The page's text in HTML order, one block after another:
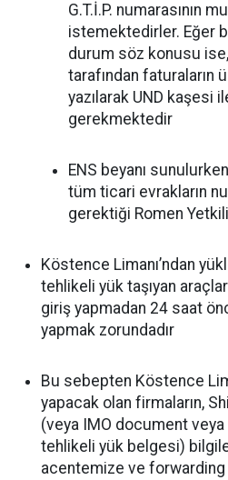
G.T.İ.P. numarasının
istemektedirler. Eğer
durum söz konusu
tarafından faturaların
yazılarak UND kaşesi
gerekmektedir
ENS beyanı
tüm ticari evrakların
gerektiği Romen
Köstence Limanı’ndan
tehlikeli yük taşıyan
giriş yapmadan 24 saat
yapmak zorundadır
Bu sebepten Köstence
yapacak olan firmaların,
(veya IMO document
tehlikeli yük belgesi)
acentemize ve